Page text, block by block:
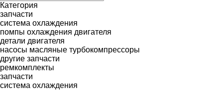
Категория
запчасти
система охлаждения
помпы охлаждения двигателя
детали двигателя
насосы масляные турбокомпрессоры
другие запчасти
ремкомплекты
запчасти
система охлаждения